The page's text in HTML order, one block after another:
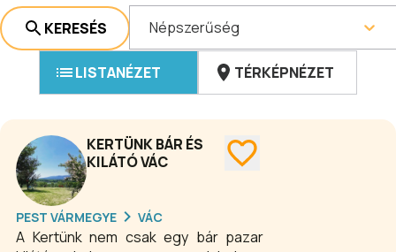
KERESÉS Népszerűség
LISTANÉZET TÉRKÉPNÉZET
KERTÜNK BÁR ÉS
KILÁTÓ VÁC
PEST VÁRMEGYE VÁC
A Kertünk nem csak egy bár pazar